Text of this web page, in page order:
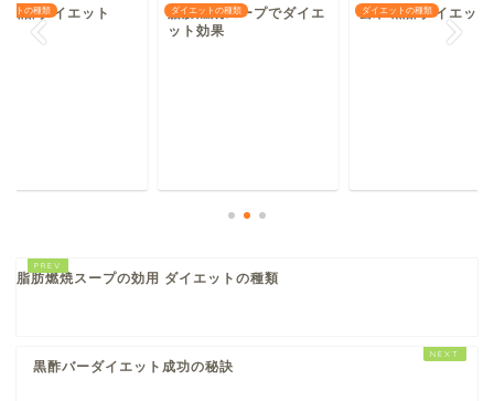
ットの種類
黒酢ダイエット ダイエットの種類
脂肪燃焼スープでダイエ
ット効果
ダイエットの種類
玄米 黒酢ダイエット
脂肪燃焼スープの効用 ダイエットの種類
黒酢バーダイエット成功の秘訣